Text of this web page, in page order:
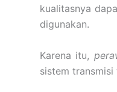
kualitasnya
digunakan.
Karena itu,
sistem